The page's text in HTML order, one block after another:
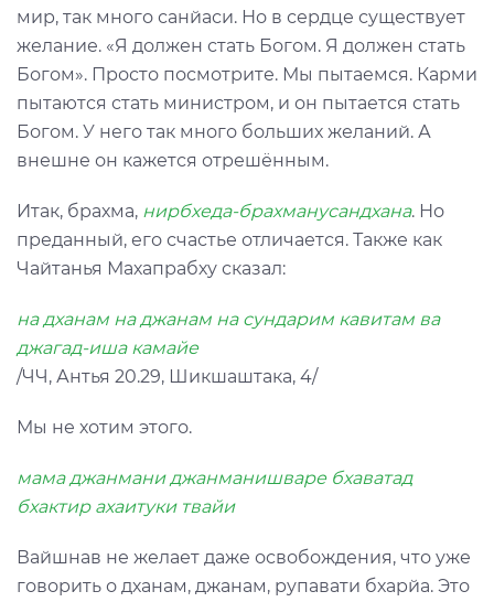
мир, так много санйаси. Но в сердце существует
желание. «Я должен стать Богом. Я должен стать
Богом». Просто посмотрите. Мы пытаемся. Карми
пытаются стать министром, и он пытается стать
Богом. У него так много больших желаний. А
внешне он кажется отрешённым.
Итак, брахма, нирбхеда-брахманусандхана. Но
преданный, его счастье отличается. Также как
Чайтанья Махапрабху сказал:
на дханам на джанам на сундарим кавитам ва
джагад-иша камайе
/ЧЧ, Антья 20.29, Шикшаштака, 4/
Мы не хотим этого.
мама джанмани джанманишваре бхаватад
бхактир ахаитуки твайи
Вайшнав не желает даже освобождения, что уже
говорить о дханам, джанам, рупавати бхарйа. Это